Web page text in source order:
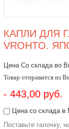
КАПЛИ ДЛЯ
VROHTO.
Цена Со склада во
Товар отправится из
- 443,00 руб.
Цена со склада в
Поставьте галочку,